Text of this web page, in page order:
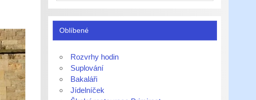
Oblíbené
Rozvrhy hodin
Suplování
Bakaláři
Jídelníček